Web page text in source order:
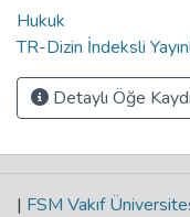
Hukuk
TR-Dizin İndeksli
Detaylı Öğe Kaydı
| FSM Vakıf